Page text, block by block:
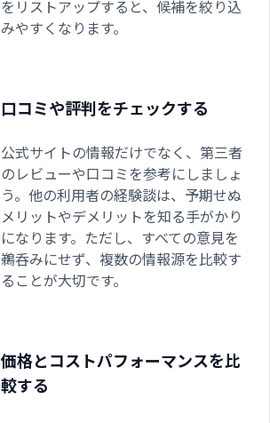
をリストアップすると、候補を絞り込
みやすくなります。
口コミや評判をチェックする
公式サイトの情報だけでなく、第三者
のレビューや口コミを参考にしましょ
う。他の利用者の経験談は、予期せぬ
メリットやデメリットを知る手がかり
になります。ただし、すべての意見を
鵜呑みにせず、複数の情報源を比較す
ることが大切です。
価格とコストパフォーマンスを比
較する